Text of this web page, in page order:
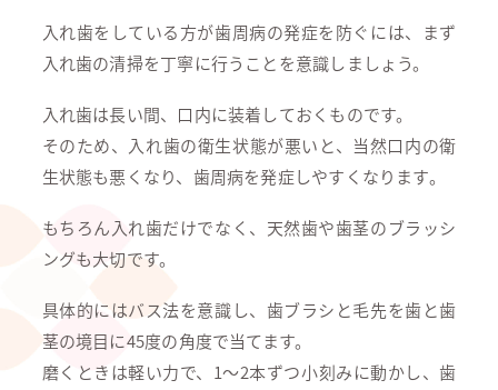
入れ歯をしている方が歯周病の発症を防ぐには、まず
入れ歯の清掃を丁寧に行うことを意識しましょう。
入れ歯は長い間、口内に装着しておくものです。
そのため、入れ歯の衛生状態が悪いと、当然口内の衛
生状態も悪くなり、歯周病を発症しやすくなります。
もちろん入れ歯だけでなく、天然歯や歯茎のブラッシ
ングも大切です。
具体的にはバス法を意識し、歯ブラシと毛先を歯と歯
茎の境目に45度の角度で当てます。
磨くときは軽い力で、1～2本ずつ小刻みに動かし、歯